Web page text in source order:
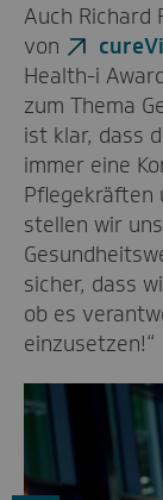
Auch Richard
von
Health-i
zum Thema
ist klar, dass
immer eine
Pflegekräften
stellen wir
sicher, dass
ob es
einzusetzen!“